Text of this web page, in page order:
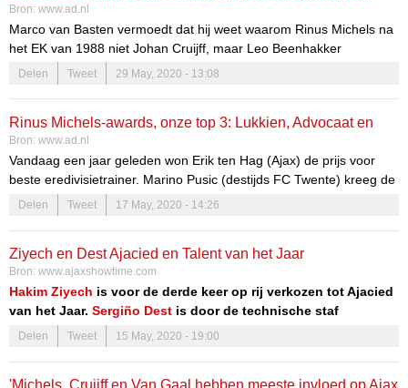
deed
Bron: www.ad.nl
Marco van Basten vermoedt dat hij weet waarom Rinus Michels na
het EK van 1988 niet Johan Cruijff, maar Leo Beenhakker
bondscoach van het Nederlands elftal heeft gemaakt. ,,Het enige
vermoeden wat ik heb, is dat Michels bang was dat zijn Europese
wereldkampioen was geworden”, zegt hij in een video op de
website van de KNVB.
Delen Tweet 29 May, 2020 - 13:08
Rinus Michels-awards, onze top 3: Lukkien, Advocaat en
Slot
Bron: www.ad.nl
Vandaag een jaar geleden won Erik ten Hag (Ajax) de prijs voor
beste eredivisietrainer. Marino Pusic (destijds FC Twente) kreeg de
Rinus Michels Award voor beste coach in de Keuken Kampioen
Divisie. Wie zouden dit seizoen de meeste kans hebben gemaakt?
swingende Cambuur. Voor de eredivisie schuiven wij zelf drie
kandidaten naar voren.
Delen Tweet 17 May, 2020 - 14:26
Ziyech en Dest Ajacied en Talent van het Jaar
Bron: www.ajaxshowtime.com
Hakim Ziyech is voor de derde keer op rij verkozen tot Ajacied
van het Jaar. Sergiño Dest is door de technische staf
uitgeroepen tot Talent van het Jaar. Dat meldt
vrijdagavond.
Delen Tweet 15 May, 2020 - 19:00
'Michels, Cruijff en Van Gaal hebben meeste invloed op Ajax